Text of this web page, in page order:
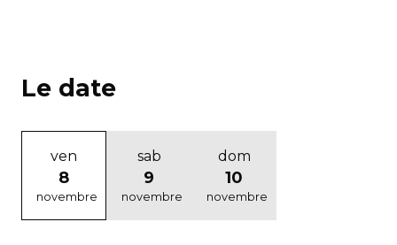
Le date
ven
8
novembre
sab
9
novembre
dom
10
novembre